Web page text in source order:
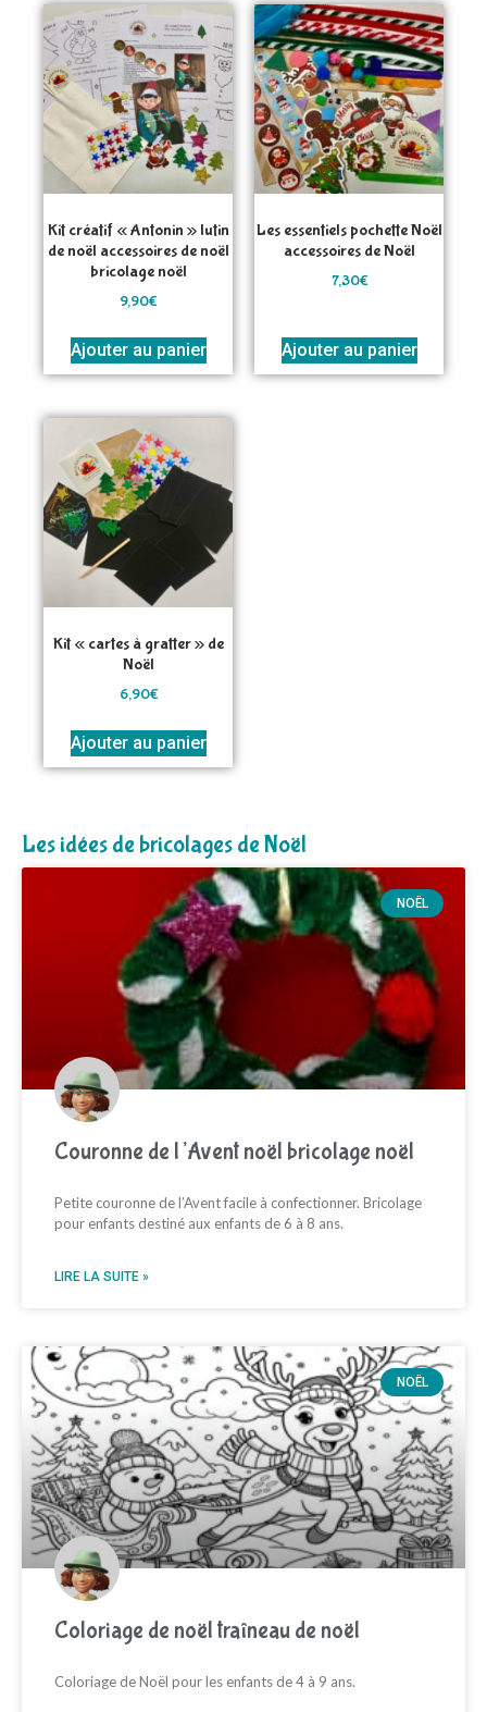
Kit créatif « Antonin » lutin
de noël accessoires de noël
bricolage noël
9,90€
Ajouter au panier
Les essentiels pochette Noël
accessoires de Noël
7,30€
Ajouter au panier
Kit « cartes à gratter » de
Noël
6,90€
Ajouter au panier
Les idées de bricolages de Noël
NOËL
Couronne de l’Avent noël bricolage noël
Petite couronne de l’Avent facile à confectionner. Bricolage
pour enfants destiné aux enfants de 6 à 8 ans.
LIRE LA SUITE »
NOËL
Coloriage de noël traîneau de noël
Coloriage de Noël pour les enfants de 4 à 9 ans.